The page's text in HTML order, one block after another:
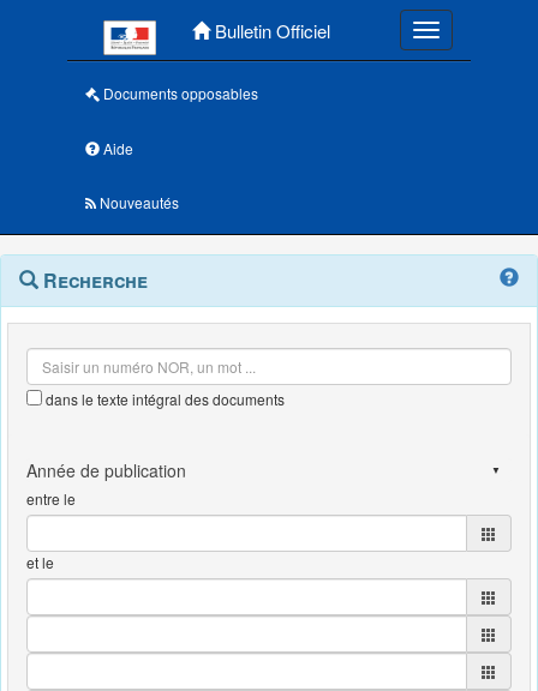
Bulletin Officiel Toggle
Documents opposables
Aide
Nouveautés
Navigation
outils
Menu
contextuel
Recherche
dans le texte intégral des documents
entre le
et le